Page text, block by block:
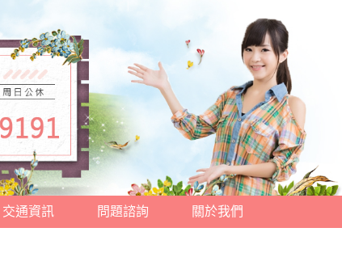
交通資訊 問題諮詢 關於我們